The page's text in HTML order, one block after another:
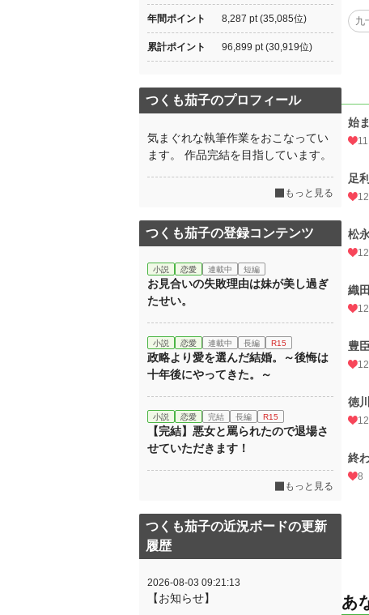
九
始
11
足
12
松
12
織
12
豊
12
徳
12
終
8
あ
年間ポイント 8,287 pt (35,085位)
累計ポイント 96,899 pt (30,919位)
つくも茄子のプロフィール
気まぐれな執筆作業をおこなってい
ます。 作品完結を目指しています。
もっと見る
つくも茄子の登録コンテンツ
小説 恋愛 連載中 短編
お見合いの失敗理由は妹が美し過ぎ
たせい。
小説 恋愛 連載中 長編 R15
政略より愛を選んだ結婚。～後悔は
十年後にやってきた。～
小説 恋愛 完結 長編 R15
【完結】悪女と罵られたので退場さ
せていただきます！
もっと見る
つくも茄子の近況ボードの更新
履歴
2026-08-03 09:21:13
【お知らせ】